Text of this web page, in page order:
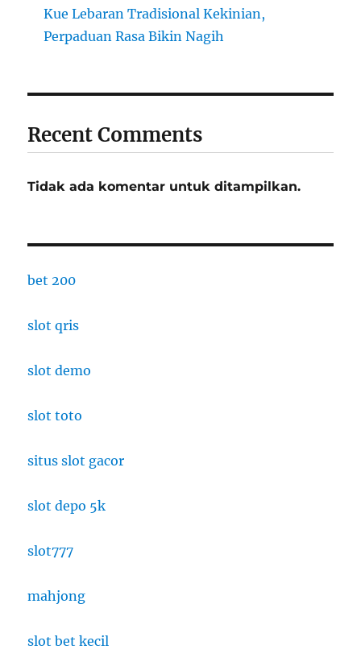
Kue Lebaran Tradisional Kekinian,
Perpaduan Rasa Bikin Nagih
Recent Comments
Tidak ada komentar untuk ditampilkan.
bet 200
slot qris
slot demo
slot toto
situs slot gacor
slot depo 5k
slot777
mahjong
slot bet kecil